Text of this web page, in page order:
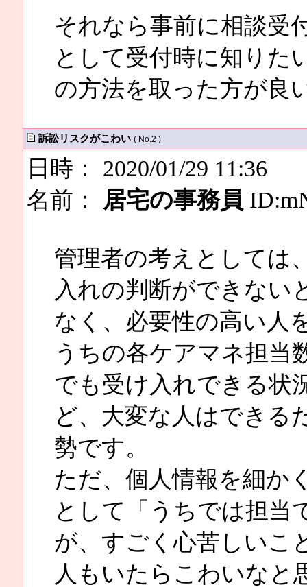
それなら事前に相談受
として受付時に知りた
の方法を取った方が良
訴訟リスクがこわい ( No.2 )
日時： 2020/01/29 11:36
名前： 居宅の事務員
管理者の考えとしては
入れの判断ができない
なく、必要性の高い人
うちの各ケアマネ担当
でも受け入れできる状
ど、大変な人はできる
勢です。
ただ、個人情報を細か
として「うちでは担当
が、すごく心苦しいこ
人もいたらこわいなと